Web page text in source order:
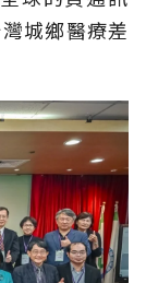
城鄉醫療差